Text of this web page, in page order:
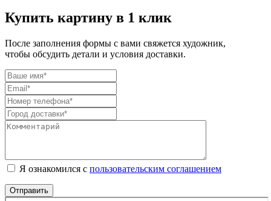
Купить картину в 1 клик
После заполнения формы с вами свяжется художник,
чтобы обсудить детали и условия доставки.
Я ознакомился с пользовательским соглашением